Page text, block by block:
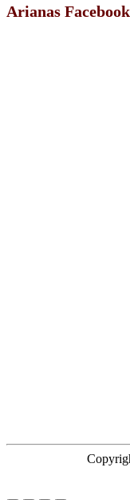
Arianas Facebook